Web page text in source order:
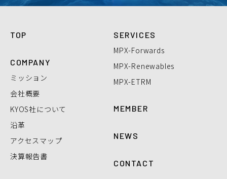
TOP
COMPANY
ミッション
会社概要
KYOS社について
沿革
アクセスマップ
決算報告書
SERVICES
MPX-Forwards
MPX-Renewables
MPX-ETRM
MEMBER
NEWS
CONTACT